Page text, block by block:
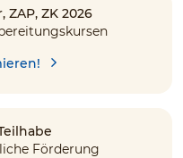
ZK 2026
Förderung